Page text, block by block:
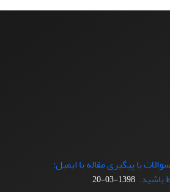
یا پیگیری مقاله با ایمیل:
1398-03-20